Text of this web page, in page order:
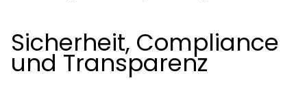
Sicherheit, Compliance
und Transparenz